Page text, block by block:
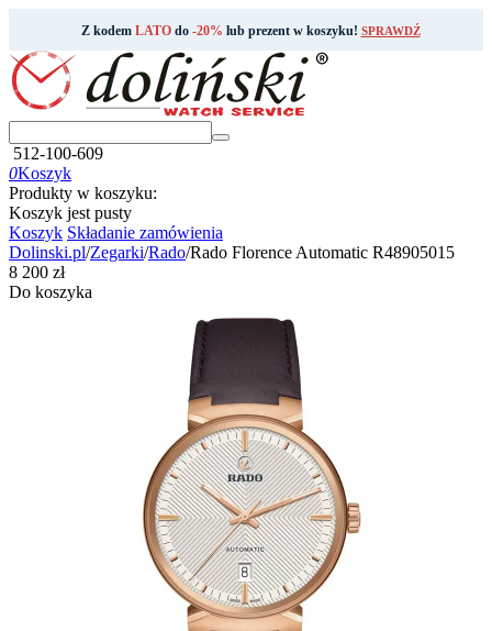
Z kodem LATOdo -20% lub prezent w koszyku! SPRAWDŹ
512-100-609
0Koszyk
Produkty w koszyku:
Koszyk jest pusty
Koszyk Składanie zamówienia
Dolinski.pl/Zegarki/Rado/Rado Florence Automatic R48905015
‍8 200‍ zł
Do koszyka